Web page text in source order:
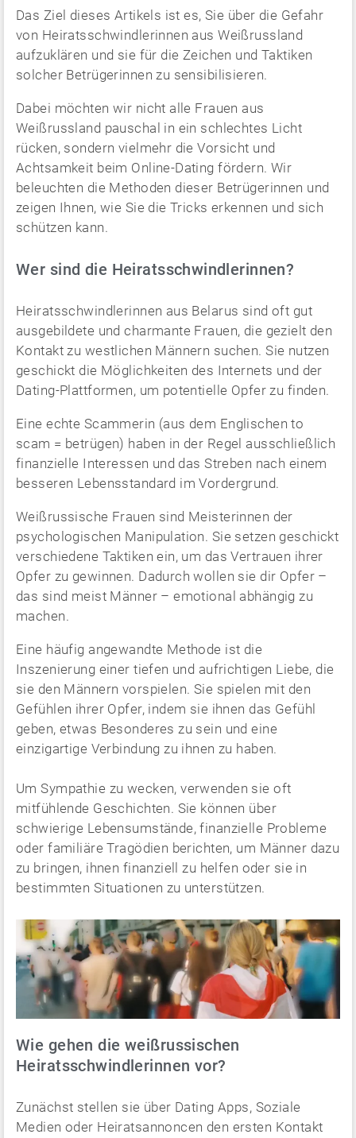
Das Ziel dieses Artikels ist es, Sie über die Gefahr
von Heiratsschwindlerinnen aus Weißrussland
aufzuklären und sie für die Zeichen und Taktiken
solcher Betrügerinnen zu sensibilisieren.
Dabei möchten wir nicht alle Frauen aus
Weißrussland pauschal in ein schlechtes Licht
rücken, sondern vielmehr die Vorsicht und
Achtsamkeit beim Online-Dating fördern. Wir
beleuchten die Methoden dieser Betrügerinnen und
zeigen Ihnen, wie Sie die Tricks erkennen und sich
schützen kann.
Wer sind die Heiratsschwindlerinnen?
Heiratsschwindlerinnen aus Belarus sind oft gut
ausgebildete und charmante Frauen, die gezielt den
Kontakt zu westlichen Männern suchen. Sie nutzen
geschickt die Möglichkeiten des Internets und der
Dating-Plattformen, um potentielle Opfer zu finden.
Eine echte Scammerin (aus dem Englischen to
scam = betrügen) haben in der Regel ausschließlich
finanzielle Interessen und das Streben nach einem
besseren Lebensstandard im Vordergrund.
Weißrussische Frauen sind Meisterinnen der
psychologischen Manipulation. Sie setzen geschickt
verschiedene Taktiken ein, um das Vertrauen ihrer
Opfer zu gewinnen. Dadurch wollen sie dir Opfer –
das sind meist Männer – emotional abhängig zu
machen.
Eine häufig angewandte Methode ist die
Inszenierung einer tiefen und aufrichtigen Liebe, die
sie den Männern vorspielen. Sie spielen mit den
Gefühlen ihrer Opfer, indem sie ihnen das Gefühl
geben, etwas Besonderes zu sein und eine
einzigartige Verbindung zu ihnen zu haben.
Um Sympathie zu wecken, verwenden sie oft
mitfühlende Geschichten. Sie können über
schwierige Lebensumstände, finanzielle Probleme
oder familiäre Tragödien berichten, um Männer dazu
zu bringen, ihnen finanziell zu helfen oder sie in
bestimmten Situationen zu unterstützen.
Wie gehen die weißrussischen
Heiratsschwindlerinnen vor?
Zunächst stellen sie über Dating Apps, Soziale
Medien oder Heiratsannoncen den ersten Kontakt